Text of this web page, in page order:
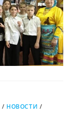
/ НОВОСТИ /